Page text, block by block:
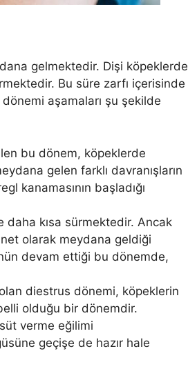
gelmektedir. Dişi köpeklerde
Bu süre zarfı içerisinde
aşamaları şu şekilde
bu dönem, köpeklerde
gelen farklı davranışların
kanamasının başladığı
kısa sürmektedir. Ancak
olarak meydana geldiği
devam ettiği bu dönemde,
diestrus dönemi, köpeklerin
olduğu bir dönemdir.
verme eğilimi
geçişe de hazır hale